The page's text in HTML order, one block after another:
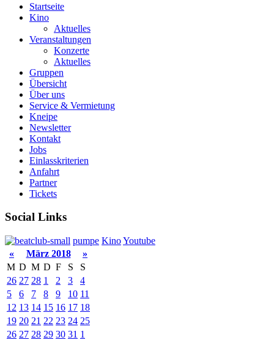
Startseite
Kino
Aktuelles
Veranstaltungen
Konzerte
Aktuelles
Gruppen
Übersicht
Über uns
Service & Vermietung
Kneipe
Newsletter
Kontakt
Jobs
Einlasskriterien
Anfahrt
Partner
Tickets
Social Links
pumpe KinoYoutube
«
März 2018
»
M D M D F S
S
26 27 28 1 2 3
4
5
6 7 8 9 10 11
12 13 14 15 16 17 18
19 20 21 22 23 24 25
26 27 28 29 30 31 1